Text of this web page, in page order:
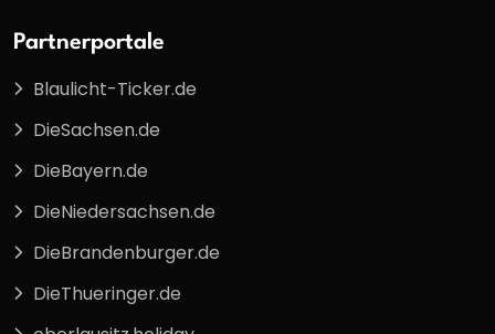
Partnerportale
Blaulicht-Ticker.de
DieSachsen.de
DieBayern.de
DieNiedersachsen.de
DieBrandenburger.de
DieThueringer.de